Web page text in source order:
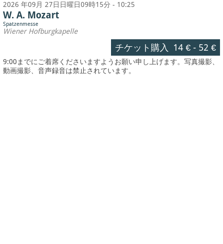
2026 年09月 27日日曜日09時15分 - 10:25
W. A. Mozart
Spatzenmesse
Wiener Hofburgkapelle
チケット購入 14 €- 52 €
9:00までにご着席くださいますようお願い申し上げます。写真撮影、
動画撮影、音声録音は禁止されています。